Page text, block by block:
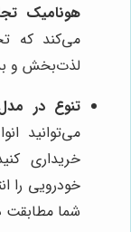
هونامیک
می‌کند که
لذت‌بخش و
تنوع در
خریداری
خودرویی را
شما مطابقت